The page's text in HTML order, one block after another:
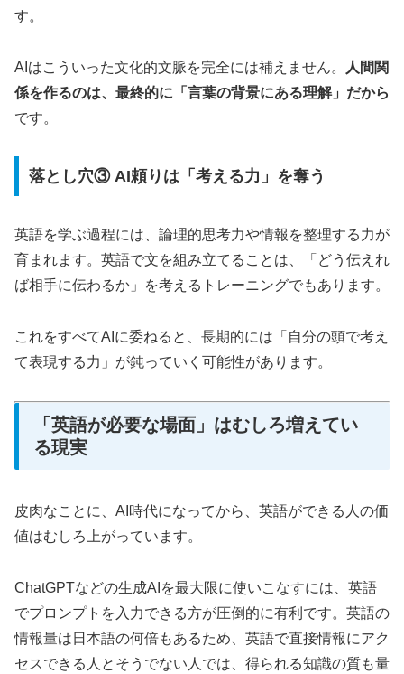
す。
AIはこういった文化的文脈を完全には補えません。
人間関
係を作るのは、最終的に「言葉の背景にある理解」だから
です。
落とし穴③ AI頼りは「考える力」を奪う
英語を学ぶ過程には、論理的思考力や情報を整理する力が
育まれます。英語で文を組み立てることは、「どう伝えれ
ば相手に伝わるか」を考えるトレーニングでもあります。
これをすべてAIに委ねると、長期的には「自分の頭で考え
て表現する力」が鈍っていく可能性があります。
「英語が必要な場面」はむしろ増えてい
る現実
皮肉なことに、AI時代になってから、英語ができる人の価
値はむしろ上がっています。
ChatGPTなどの生成AIを最大限に使いこなすには、英語
でプロンプトを入力できる方が圧倒的に有利です。英語の
情報量は日本語の何倍もあるため、英語で直接情報にアク
セスできる人とそうでない人では、得られる知識の質も量